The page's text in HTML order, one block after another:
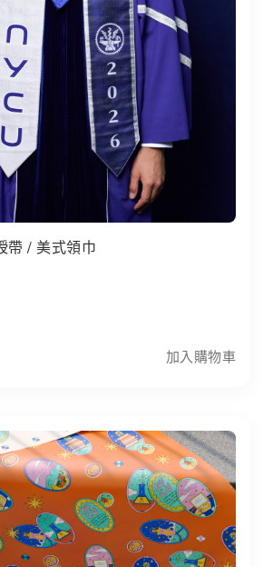
帶 / 美式領巾
帶 / 美式領巾
加入購物車